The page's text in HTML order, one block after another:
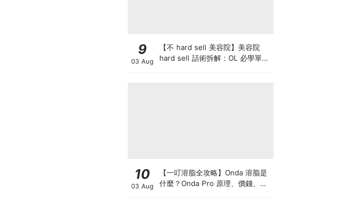
9
03 Aug
【不 hard sell 美容院】美容院
hard sell 話術拆解：OL 必學單次
10
03 Aug
【一叮溶脂全攻略】Onda 溶脂是
什麼？Onda Pro 原理、價錢、次